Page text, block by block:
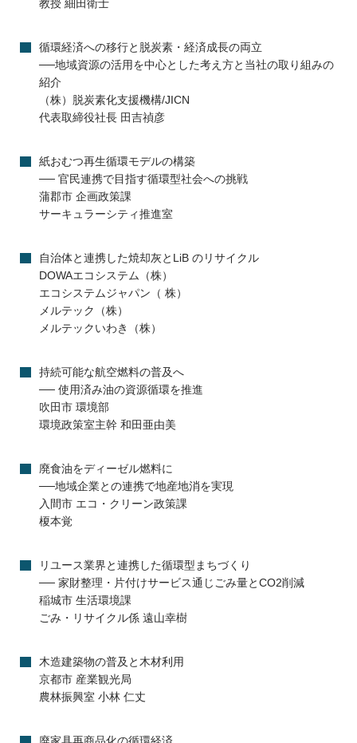
教授 細田衛士
循環経済への移行と脱炭素・経済成長の両立
──地域資源の活用を中心とした考え方と当社の取り組みの
紹介
（株）脱炭素化支援機構/JICN
代表取締役社長 田吉禎彦
紙おむつ再生循環モデルの構築
── 官民連携で目指す循環型社会への挑戦
蒲郡市 企画政策課
サーキュラーシティ推進室
自治体と連携した焼却灰とLiB のリサイクル
DOWAエコシステム（株）
エコシステムジャパン（ 株）
メルテック（株）
メルテックいわき（株）
持続可能な航空燃料の普及へ
── 使用済み油の資源循環を推進
吹田市 環境部
環境政策室主幹 和田亜由美
廃食油をディーゼル燃料に
──地域企業との連携で地産地消を実現
入間市 エコ・クリーン政策課
榎本覚
リユース業界と連携した循環型まちづくり
── 家財整理・片付けサービス通じごみ量とCO2削減
稲城市 生活環境課
ごみ・リサイクル係 遠山幸樹
木造建築物の普及と木材利用
京都市 産業観光局
農林振興室 小林 仁丈